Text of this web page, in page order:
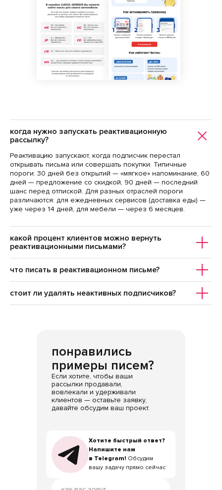
когда нужно запускать реактивационную
рассылку?
Реактивацию запускают, когда подписчик перестал
открывать письма или совершать покупки. Типичные
пороги: 30 дней без открытий — «мягкое» напоминание, 60
дней — предложение со скидкой, 90 дней — последний
шанс перед отпиской. Для разных отраслей пороги
различаются: для ежедневных сервисов (доставка еды) —
уже через 14 дней, для мебели — через 6 месяцев.
какой процент клиентов можно вернуть
реактивационными письмами?
что писать в реактивационном письме?
стоит ли удалять неактивных подписчиков?
понравились
примеры писем?
Если хотите, чтобы ваши
рассылки продавали,
вовлекали и удерживали
клиентов — оставьте заявку,
давайте обсудим ваш проект.
Хотите быстрый ответ?
Напишите нам
в Telegram! Обсудим
вашу задачу прямо сейчас
Хотите быстрый ответ?
Напишите нам
в Telegram! Обсудим
вашу задачу прямо сейчас